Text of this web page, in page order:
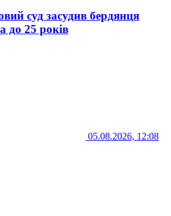
суд засудив бердянця
до 25 років
05.08.2026, 12:08